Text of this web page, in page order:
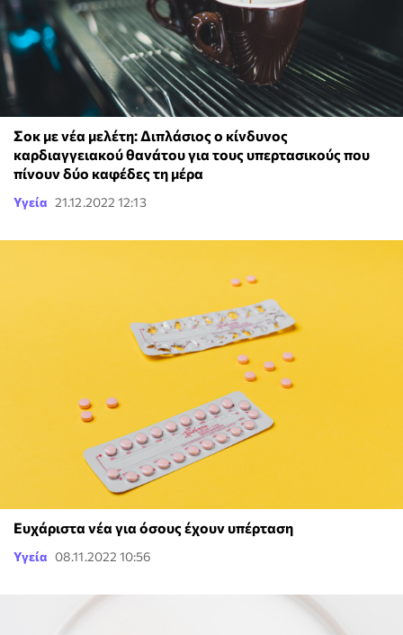
Σοκ με νέα μελέτη: Διπλάσιος ο κίνδυνος
καρδιαγγειακού θανάτου για τους υπερτασικούς που
πίνουν δύο καφέδες τη μέρα
Υγεία 21.12.2022 12:13
Ευχάριστα νέα για όσους έχουν υπέρταση
Υγεία 08.11.2022 10:56